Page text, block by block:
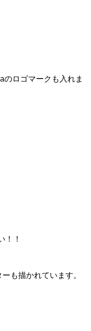
ロゴマークも入れま
！！
も描かれています。